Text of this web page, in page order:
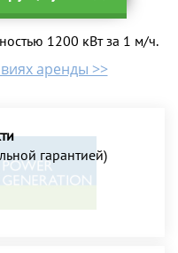
1200 кВт за 1 м/ч.
аренды >>
гарантией)